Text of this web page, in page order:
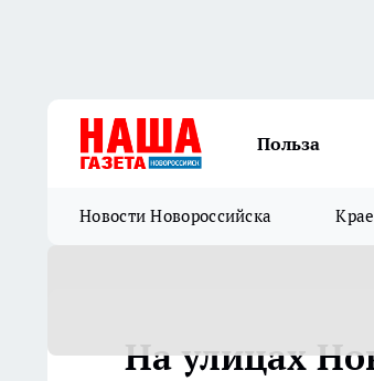
Польза
Новости Новороссийска
На улицах